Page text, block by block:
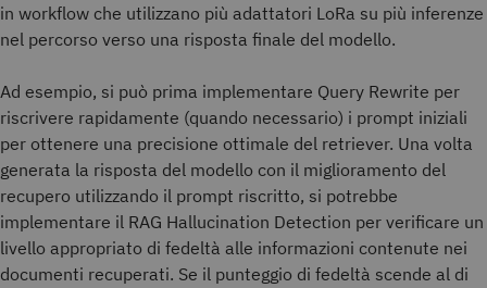
in workflow che utilizzano più adattatori LoRa su più inferenze
nel percorso verso una risposta finale del modello.
Ad esempio, si può prima implementare Query Rewrite per
riscrivere rapidamente (quando necessario) i prompt iniziali
per ottenere una precisione ottimale del retriever. Una volta
generata la risposta del modello con il miglioramento del
recupero utilizzando il prompt riscritto, si potrebbe
implementare il RAG Hallucination Detection per verificare un
livello appropriato di fedeltà alle informazioni contenute nei
documenti recuperati. Se il punteggio di fedeltà scende al di